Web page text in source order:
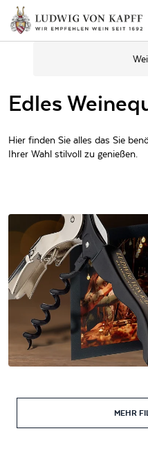
Edles
Hier finden Sie alles das Sie
Ihrer Wahl stilvoll zu genießen.
MEHR